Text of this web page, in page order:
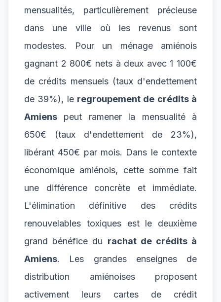
mensualités, particulièrement précieuse
dans une ville où les revenus sont
modestes. Pour un ménage amiénois
gagnant 2 800€ nets à deux avec 1 100€
de crédits mensuels (taux d'endettement
de 39%), le regroupement de crédits à
Amiens peut ramener la mensualité à
650€ (taux d'endettement de 23%),
libérant 450€ par mois. Dans le contexte
économique amiénois, cette somme fait
une différence concrète et immédiate.
L'élimination définitive des crédits
renouvelables toxiques est le deuxième
grand bénéfice du rachat de crédits à
Amiens. Les grandes enseignes de
distribution amiénoises proposent
activement leurs cartes de crédit